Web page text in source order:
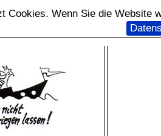
Cookies. Wenn Sie die Website